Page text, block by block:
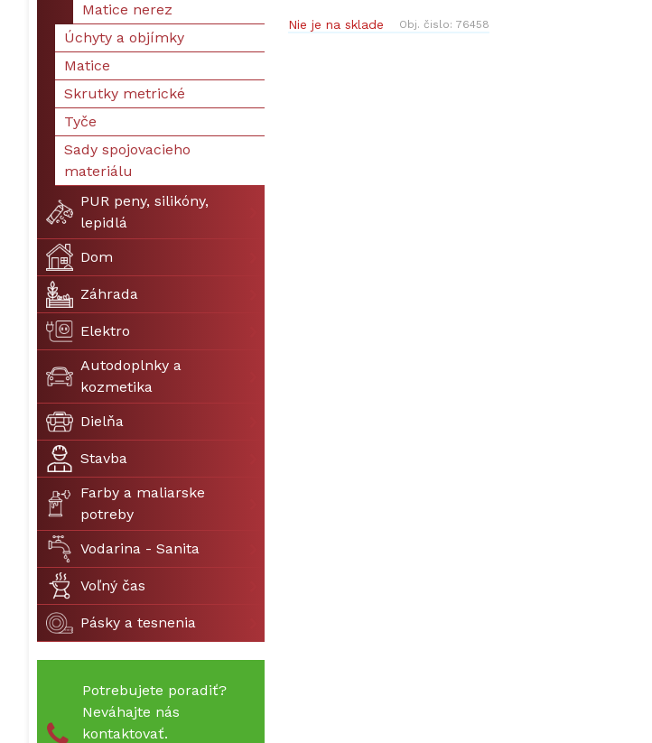
Nie je na sklade Obj. čislo:76458
Matice nerez
Úchyty a objímky
Matice
Skrutky metrické
Tyče
Sady spojovacieho
materiálu
PUR peny, silikóny,
lepidlá
Dom
Záhrada
Elektro
Autodoplnky a
kozmetika
Dielňa
Stavba
Farby a maliarske
potreby
Vodarina - Sanita
Voľný čas
Pásky a tesnenia
Potrebujete poradiť?
Neváhajte nás
kontaktovať.